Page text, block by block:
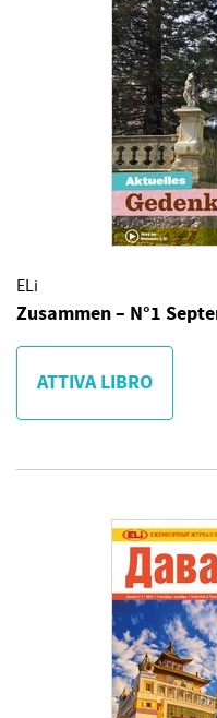
ELi
Zusammen – N°1
ATTIVA LIBRO